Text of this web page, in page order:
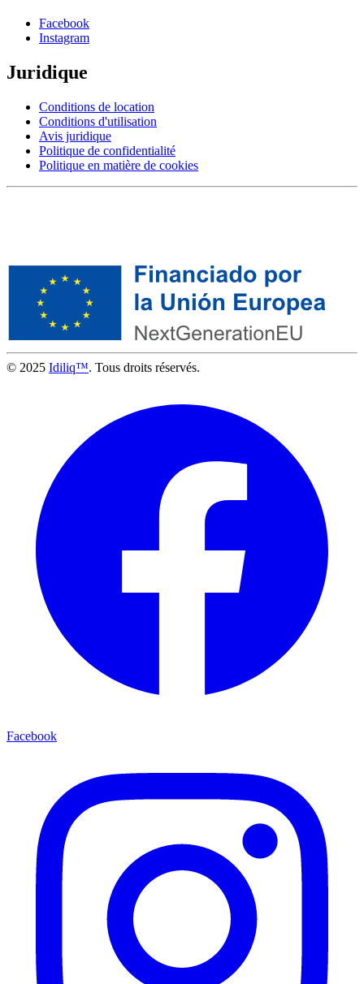
Facebook
Instagram
Juridique
Conditions de location
Conditions d'utilisation
Avis juridique
Politique de confidentialité
Politique en matière de cookies
© 2025 Idiliq™. Tous droits réservés.
Facebook